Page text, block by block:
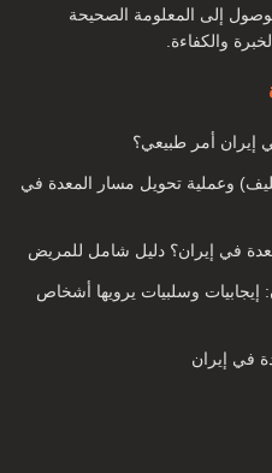
بعد الجراحة؟
الدهنية في مناطق
إلى المشاكل الجسدية ،
وعاطفية لدى بعض الأشخاص.
إلى المعلومة الصحيحة
والكفاءة.
إيران أمر طبيعي؟
وعملية تحويل مسار المعدة في
في إيران؟ دليل شامل للمريض
إيجابيات وسلبيات يرويها أشخاص
في إيران